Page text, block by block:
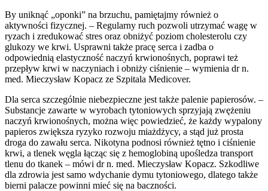
By uniknąć „oponki” na brzuchu, pamiętajmy również o
aktywności fizycznej. – Regularny ruch pozwoli utrzymać wagę w
ryzach i zredukować stres oraz obniżyć poziom cholesterolu czy
glukozy we krwi. Usprawni także pracę serca i zadba o
odpowiednią elastyczność naczyń krwionośnych, poprawi też
przepływ krwi w naczyniach i obniży ciśnienie – wymienia dr n.
med. Mieczysław Kopacz ze Szpitala Medicover.
Dla serca szczególnie niebezpieczne jest także palenie papierosów. –
Substancje zawarte w wyrobach tytoniowych sprzyjają zwężeniu
naczyń krwionośnych, można więc powiedzieć, że każdy wypalony
papieros zwiększa ryzyko rozwoju miażdżycy, a stąd już prosta
droga do zawału serca. Nikotyna podnosi również tętno i ciśnienie
krwi, a tlenek węgla łącząc się z hemoglobiną upośledza transport
tlenu do tkanek – mówi dr n. med. Mieczysław Kopacz. Szkodliwe
dla zdrowia jest samo wdychanie dymu tytoniowego, dlatego także
bierni palacze powinni mieć się na baczności.